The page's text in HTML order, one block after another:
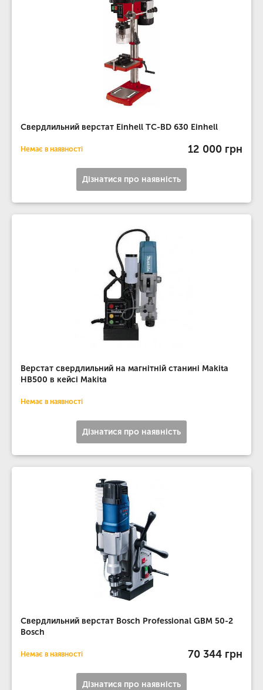
Свердлильний верстат Einhell TC-BD 630 Einhell
Немає в наявності 12 000 грн
Дізнатися про наявність
Верстат свердлильний на магнітній станині Makita
HB500 в кейсі Makita
Немає в наявності
Дізнатися про наявність
Свердлильний верстат Bosch Professional GBM 50-2
Bosch
Немає в наявності 70 344 грн
Дізнатися про наявність